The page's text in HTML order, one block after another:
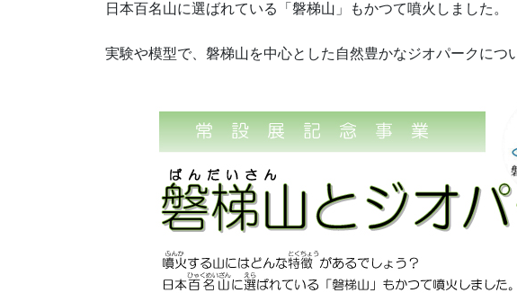
日本百名山に選ばれている「磐梯山」もかつて噴火しました。
実験や模型で、磐梯山を中心とした自然豊かなジオパークにつ